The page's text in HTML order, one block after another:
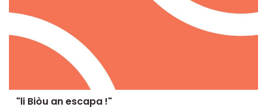
"li Biòu an escapa !"